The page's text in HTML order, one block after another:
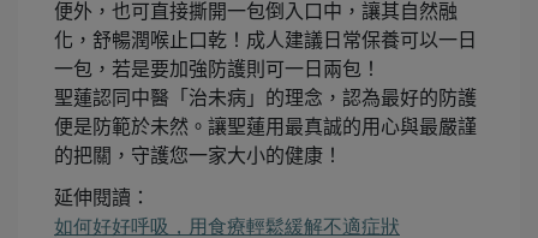
便外，也可直接撕開一包倒入口中，讓其自然融
化，舒暢潤喉止口乾！成人建議日常保養可以一日
一包，若是要加強防護則可一日兩包！
聖蓮認同中醫「治未病」的理念，認為最好的防護
便是防範於未然。讓聖蓮用最真誠的用心與最嚴謹
的把關，守護您一家大小的健康！
延伸閱讀：
如何好好呼吸，用食療輕鬆緩解不適症狀